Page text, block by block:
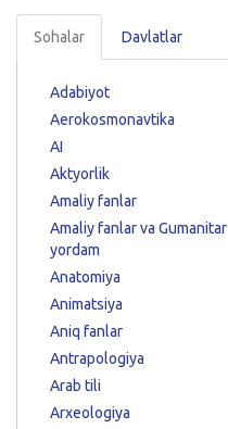
Sohalar Davlatlar
Adabiyot
Aerokosmonavtika
AI
Aktyorlik
Amaliy fanlar
Amaliy fanlar va Gumanitar
yordam
Anatomiya
Animatsiya
Aniq fanlar
Antrapologiya
Arab tili
Arxeologiya